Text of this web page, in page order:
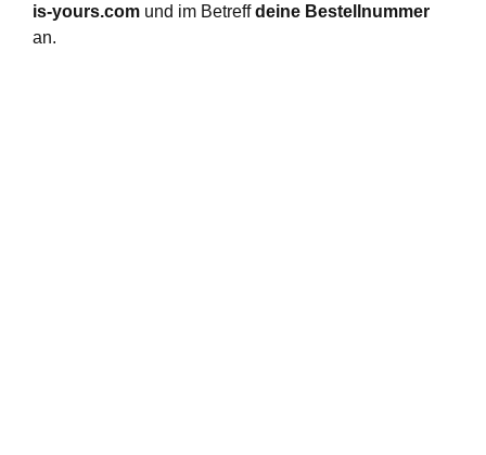
is-yours.com und im Betreffdeine Bestellnummer
an.